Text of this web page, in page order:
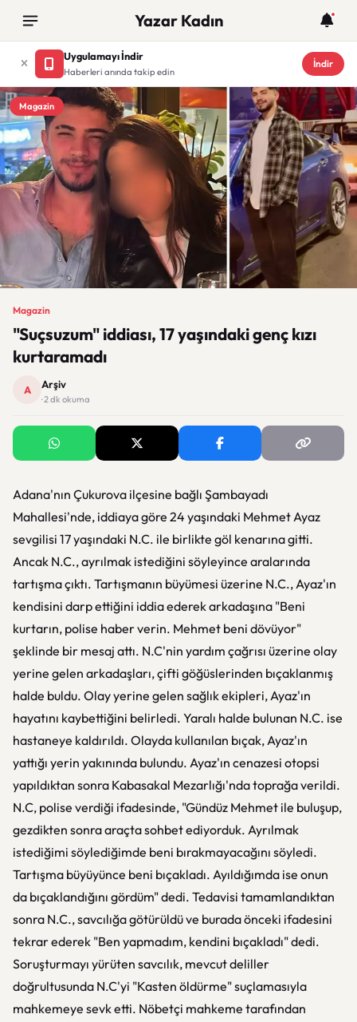
Yazar Kadın
Uygulamayı İndir
Haberleri anında takip edin
İndir
Magazin
Magazin
"Suçsuzum" iddiası, 17 yaşındaki genç kızı
kurtaramadı
A Arşiv
· 2 dk okuma
Adana'nın Çukurova ilçesine bağlı Şambayadı
Mahallesi'nde, iddiaya göre 24 yaşındaki Mehmet Ayaz
sevgilisi 17 yaşındaki N.C. ile birlikte göl kenarına gitti.
Ancak N.C., ayrılmak istediğini söyleyince aralarında
tartışma çıktı. Tartışmanın büyümesi üzerine N.C., Ayaz'ın
kendisini darp ettiğini iddia ederek arkadaşına "Beni
kurtarın, polise haber verin. Mehmet beni dövüyor"
şeklinde bir mesaj attı. N.C'nin yardım çağrısı üzerine olay
yerine gelen arkadaşları, çifti göğüslerinden bıçaklanmış
halde buldu. Olay yerine gelen sağlık ekipleri, Ayaz'ın
hayatını kaybettiğini belirledi. Yaralı halde bulunan N.C. ise
hastaneye kaldırıldı. Olayda kullanılan bıçak, Ayaz'ın
yattığı yerin yakınında bulundu. Ayaz'ın cenazesi otopsi
yapıldıktan sonra Kabasakal Mezarlığı'nda toprağa verildi.
N.C, polise verdiği ifadesinde, "Gündüz Mehmet ile buluşup,
gezdikten sonra araçta sohbet ediyorduk. Ayrılmak
istediğimi söylediğimde beni bırakmayacağını söyledi.
Tartışma büyüyünce beni bıçakladı. Ayıldığımda ise onun
da bıçaklandığını gördüm" dedi. Tedavisi tamamlandıktan
sonra N.C., savcılığa götürüldü ve burada önceki ifadesini
tekrar ederek "Ben yapmadım, kendini bıçakladı" dedi.
Soruşturmayı yürüten savcılık, mevcut deliller
doğrultusunda N.C'yi "Kasten öldürme" suçlamasıyla
mahkemeye sevk etti. Nöbetçi mahkeme tarafından